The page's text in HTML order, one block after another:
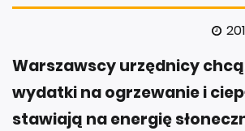
Warszawscy urzędnicy
wydatki na ogrzewanie i
stawiają na energię